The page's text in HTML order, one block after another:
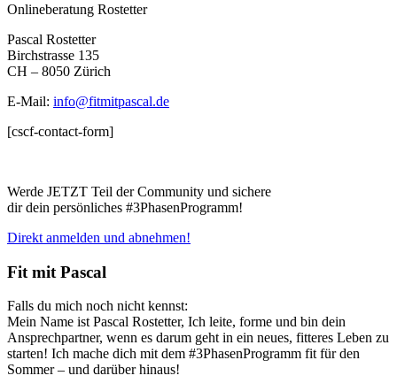
Onlineberatung Rostetter
Pascal Rostetter
Birchstrasse 135
CH – 8050 Zürich
E-Mail: info@fitmitpascal.de
[cscf-contact-form]
Werde JETZT Teil der Community und sichere
dir dein persönliches #3PhasenProgramm!
Direkt anmelden und abnehmen!
Fit mit Pascal
Falls du mich noch nicht kennst:
Mein Name ist Pascal Rostetter, Ich leite, forme und bin dein
Ansprechpartner, wenn es darum geht in ein neues, fitteres Leben zu
starten! Ich mache dich mit dem #3PhasenProgramm fit für den
Sommer – und darüber hinaus!